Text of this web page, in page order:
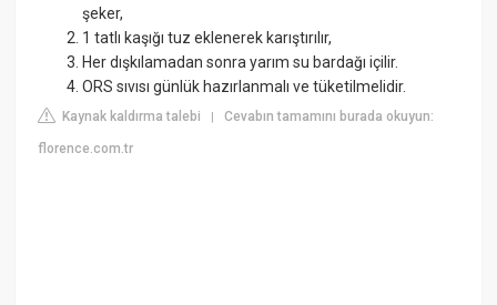
şeker,
1 tatlı kaşığı tuz eklenerek karıştırılır,
Her dışkılamadan sonra yarım su bardağı içilir.
ORS sıvısı günlük hazırlanmalı ve tüketilmelidir.
Kaynak kaldırma talebi |Cevabın tamamını burada okuyun:
florence.com.tr